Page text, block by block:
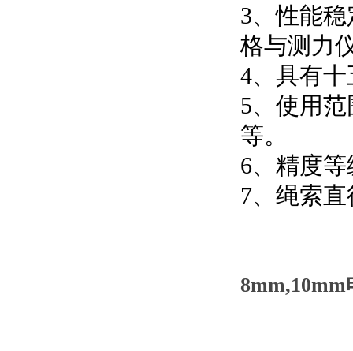
3、性能
格与测力
4、具有
5、使用
等。
6、精度
7、绳索